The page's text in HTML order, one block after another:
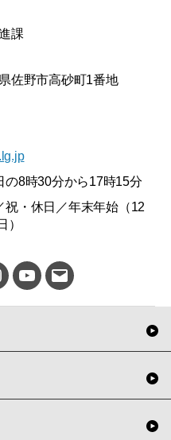
課
佐野市高砂町1番地
の8時30分から17時15分
祝・休日／年末年始（12
）
YouTube
メ
ー